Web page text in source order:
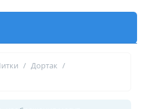
/ Дортак /